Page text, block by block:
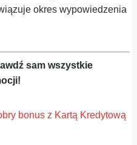
okres wypowiedzenia
sam wszystkie
bonus z Kartą Kredytową